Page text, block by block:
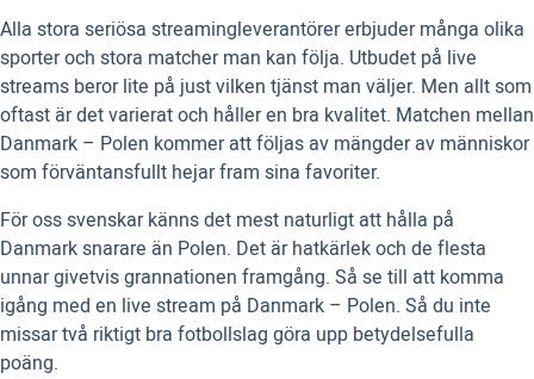
Alla stora seriösa streamingleverantörer erbjuder många olika
sporter och stora matcher man kan följa. Utbudet på live
streams beror lite på just vilken tjänst man väljer. Men allt som
oftast är det varierat och håller en bra kvalitet. Matchen mellan
Danmark – Polen kommer att följas av mängder av människor
som förväntansfullt hejar fram sina favoriter.
För oss svenskar känns det mest naturligt att hålla på
Danmark snarare än Polen. Det är hatkärlek och de flesta
unnar givetvis grannationen framgång. Så se till att komma
igång med en live stream på Danmark – Polen. Så du inte
missar två riktigt bra fotbollslag göra upp betydelsefulla
poäng.